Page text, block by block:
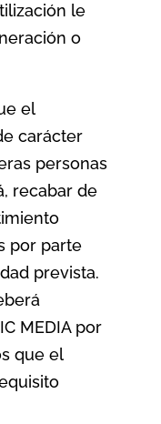
le
o
el
carácter
personas
recabar de
por parte
prevista.
MEDIA por
que el